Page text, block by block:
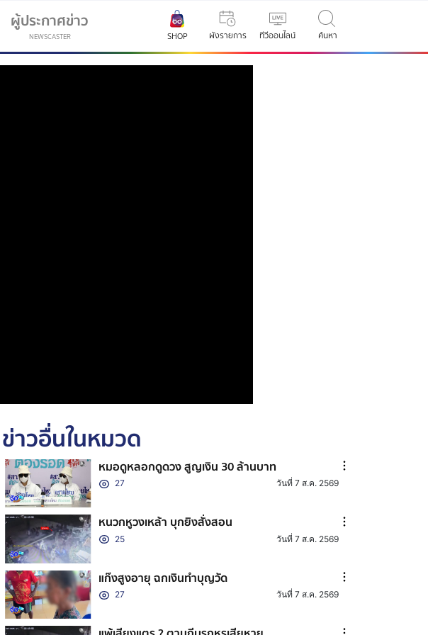
ผู้ประกาศข่าว
NEWSCASTER SHOP ผังรายการ ทีวีออนไลน์ ค้นหา
ข่าวอื่นในหมวด
หมอดูหลอกดูดวง สูญเงิน 30 ล้านบาท
27 วันที่ 7 ส.ค. 2569
หนวกหูวงเหล้า บุกยิงสั่งสอน
25 วันที่ 7 ส.ค. 2569
แก๊งสูงอายุ ฉกเงินทำบุญวัด
27 วันที่ 7 ส.ค. 2569